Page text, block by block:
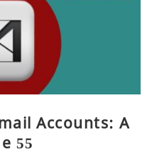
Accounts: A
55